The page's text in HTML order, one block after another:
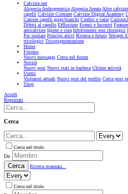
Calvizie.net
Alopecia AndrogeneticaAlopecia AreataAltre calvizie
capelli Calvizie Comune Calvizie Digital Academy
Canizie capelli grigi/bianchi Credits e varie
Difetti al capello Effluvium Eventi e Incontri
anticalvizie Igiene e cura Infoltimenti non chirurgici
Per iniziare Principi attivi Ricerca e futuro Telogen
tricologici Tricopigmentazione
Home
Forums
Nuovi messaggi Cerca nel forum
Novità
Nuovi post Nuovi stati in bacheca Ultime attività
Utenti
Visitatori attuali Nuovi post del profilo Cerca post
Shop
Accedi
Registrati
Cerca
Cerca nel titolo
Da:
Cerca Ricerca avanzata...
Cerca nel titolo